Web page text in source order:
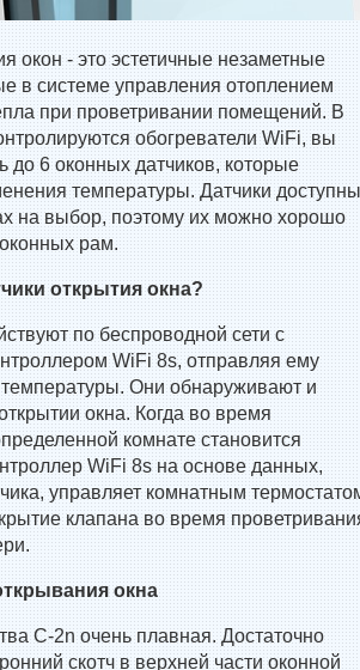
окон - это эстетичные незаметные
в системе управления отоплением
при проветривании помещений. В
обогреватели WiFi, вы
до 6 оконных датчиков, которые
температуры. Датчики доступны
на выбор, поэтому их можно хорошо
рам.
открытия окна?
по беспроводной сети с
WiFi 8s, отправляя ему
температуры. Они обнаруживают и
окна. Когда во время
комнате становится
WiFi 8s на основе данных,
управляет комнатным
клапана во время
окна
C-2n очень плавная. Достаточно
скотч в верхней части оконной